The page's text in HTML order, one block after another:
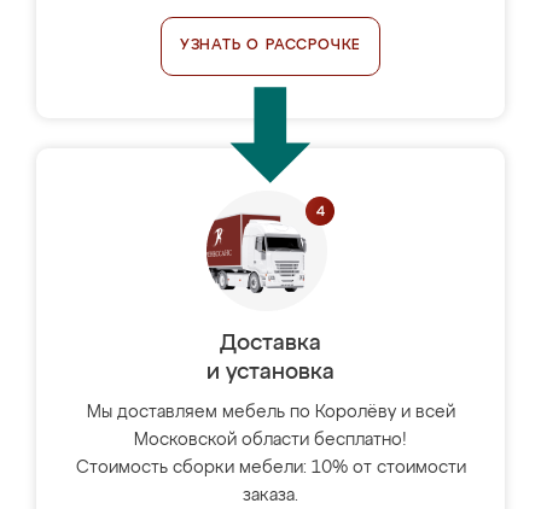
УЗНАТЬ О РАССРОЧКЕ
Доставка
и установка
Мы доставляем мебель по Королёву и всей
Московской области бесплатно!
Стоимость сборки мебели: 10% от стоимости
заказа.